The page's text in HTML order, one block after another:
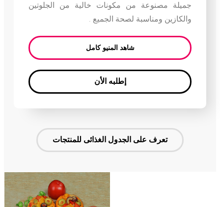
جميلة مصنوعة من مكونات خالية من الجلوتين
والكازين ومناسبة لصحة الجميع .
شاهد المنيو كامل
إطلبه الأن
تعرف على الجدول الغذائى للمنتجات